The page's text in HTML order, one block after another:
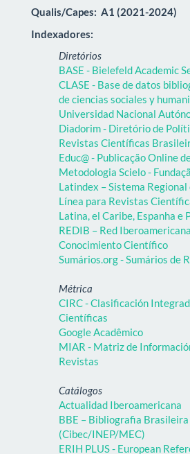
Qualis/Capes: A1 (2021-2024)
Indexadores:
Diretórios
BASE - Bielefeld Academic
CLASE - Base de datos
de ciencias sociales y
Universidad Nacional
Diadorim - Diretório de
Revistas Científicas
Educ@ - Publicação Online
Metodologia Scielo -
Latindex – Sistema
Línea para Revistas
Latina, el Caribe, Espanha e
REDIB – Red
Conocimiento Científico
Sumários.org - Sumários de
Métrica
CIRC - Clasificación
Científicas
Google Acadêmico
MIAR - Matriz de
Revistas
Catálogos
Actualidad Iberoamericana
BBE – Bibliografia Brasileira
(Cibec/INEP/MEC)
ERIH PLUS - European